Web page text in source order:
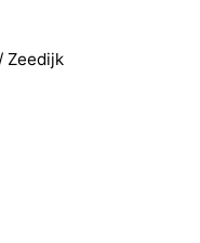
Zeedijk